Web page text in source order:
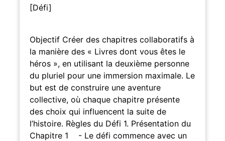
[Défi]
Objectif Créer des chapitres collaboratifs à
la manière des « Livres dont vous êtes le
héros », en utilisant la deuxième personne
du pluriel pour une immersion maximale. Le
but est de construire une aventure
collective, où chaque chapitre présente
des choix qui influencent la suite de
l’histoire. Règles du Défi 1. Présentation du
Chapitre 1 - Le défi commence avec un